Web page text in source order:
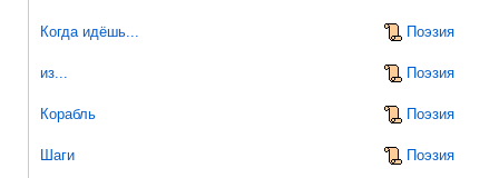
Когда идёшь... Поэзия
из... Поэзия
Корабль Поэзия
Шаги Поэзия